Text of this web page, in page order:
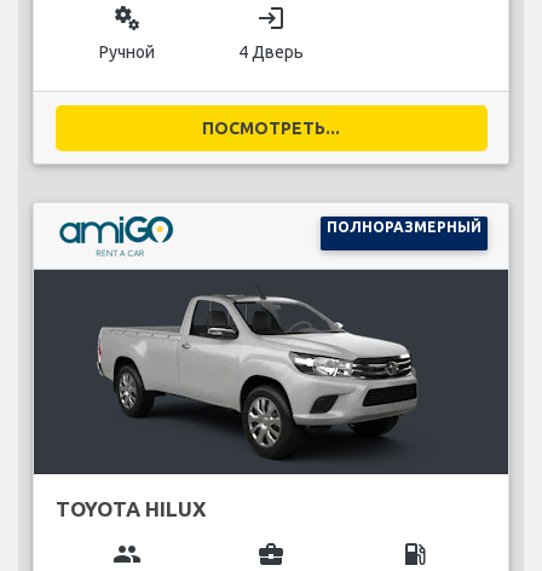
miscellaneous_services
Ручной
login
4 Дверь
ПОСМОТРЕТЬ...
ПОЛНОРАЗМЕРНЫЙ
TOYOTA HILUX
group business_center local_gas_station